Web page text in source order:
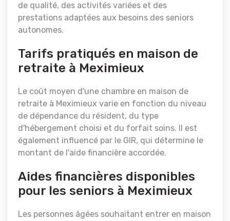
de qualité, des activités variées et des
prestations adaptées aux besoins des seniors
autonomes.
Tarifs pratiqués en maison de
retraite à Meximieux
Le coût moyen d'une chambre en maison de
retraite à Meximieux varie en fonction du niveau
de dépendance du résident, du type
d'hébergement choisi et du forfait soins. Il est
également influencé par le GIR, qui détermine le
montant de l'aide financière accordée.
Aides financières disponibles
pour les seniors à Meximieux
Les personnes âgées souhaitant entrer en maison